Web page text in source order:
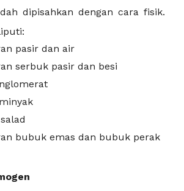
dipisahkan dengan cara fisik.
pasir dan air
serbuk pasir dan besi
bubuk emas dan bubuk perak